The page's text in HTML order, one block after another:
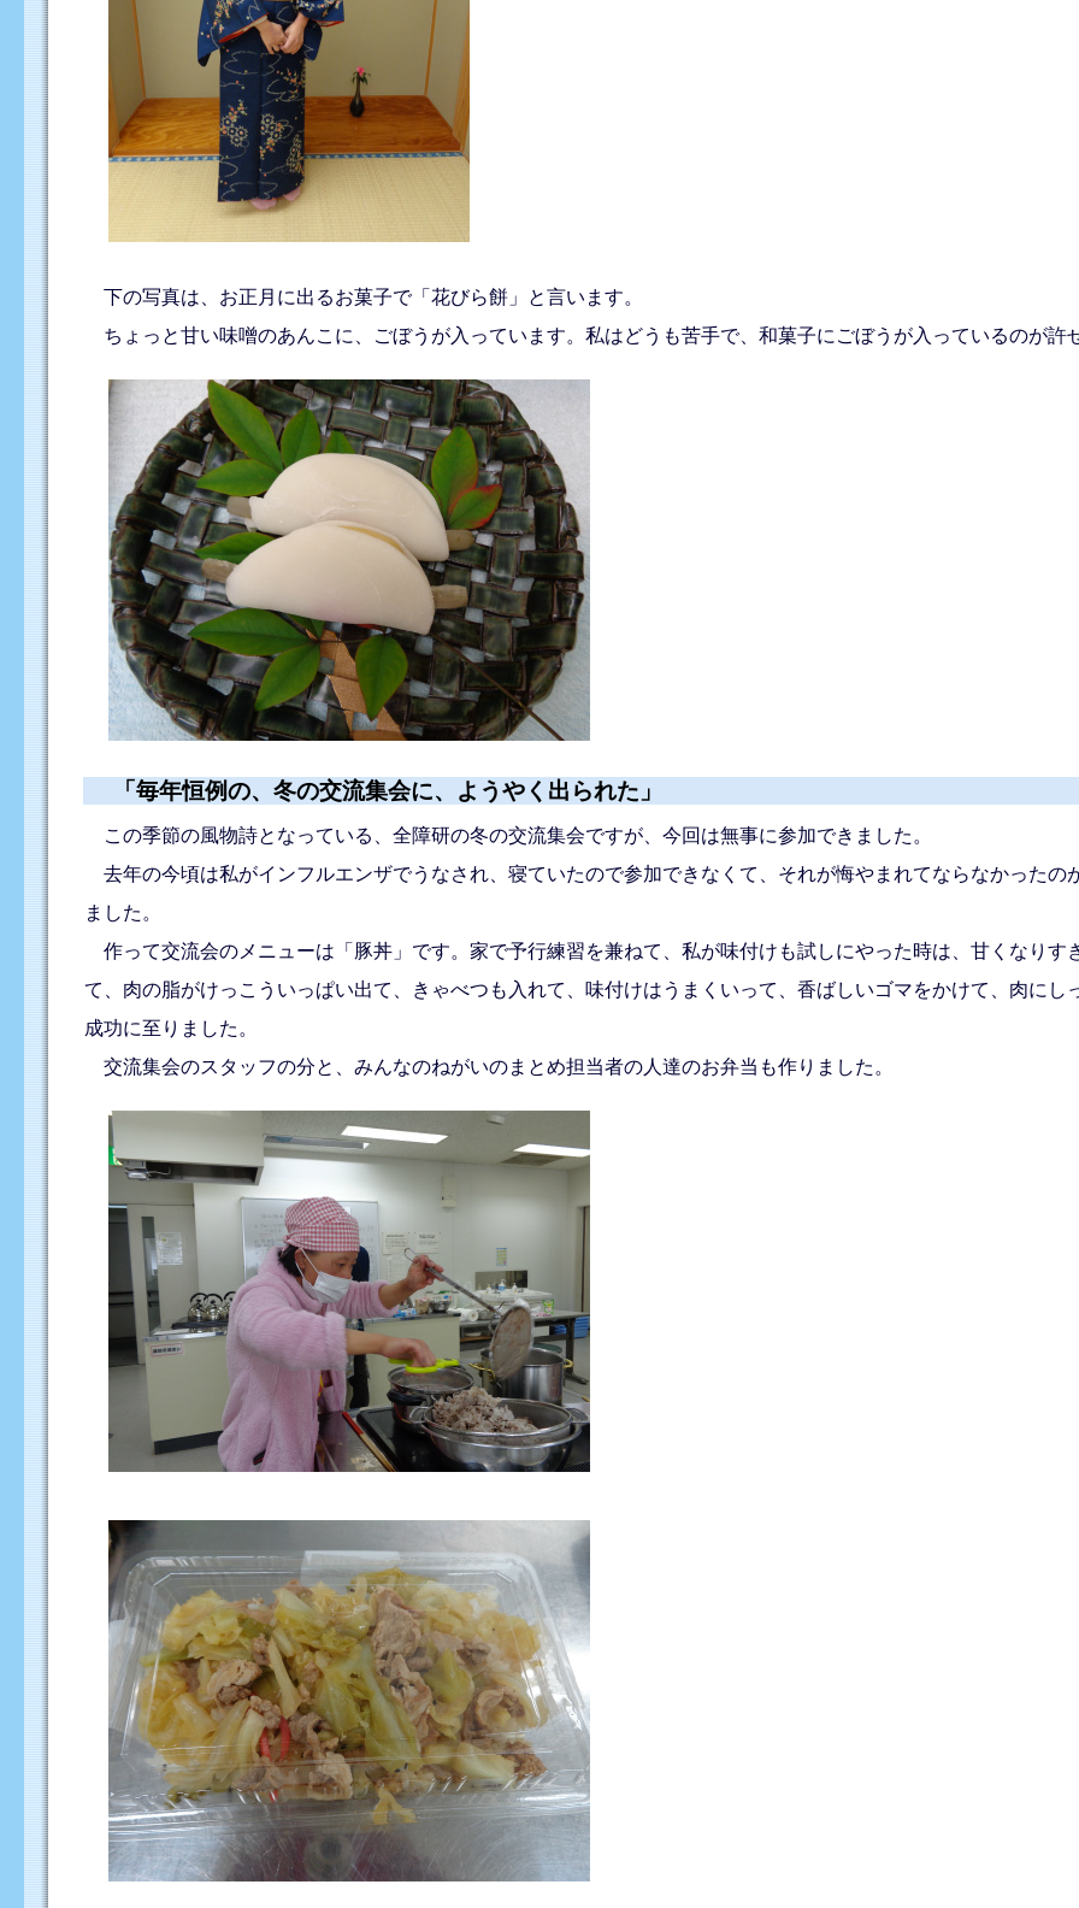
下の写真は、お正月に出るお菓子で「花びら餅」と言います。
ちょっと甘い味噌のあんこに、ごぼうが入っています。私はどうも苦手で、和菓子にごぼうが入っているのが許
「毎年恒例の、冬の交流集会に、ようやく出られた」
この季節の風物詩となっている、全障研の冬の交流集会ですが、今回は無事に参加できました。
去年の今頃は私がインフルエンザでうなされ、寝ていたので参加できなくて、それが悔やまれてならなかったの
ました。
作って交流会のメニューは「豚丼」です。家で予行練習を兼ねて、私が味付けも試しにやった時は、甘くなりす
て、肉の脂がけっこういっぱい出て、きゃべつも入れて、味付けはうまくいって、香ばしいゴマをかけて、肉に
成功に至りました。
交流集会のスタッフの分と、みんなのねがいのまとめ担当者の人達のお弁当も作りました。